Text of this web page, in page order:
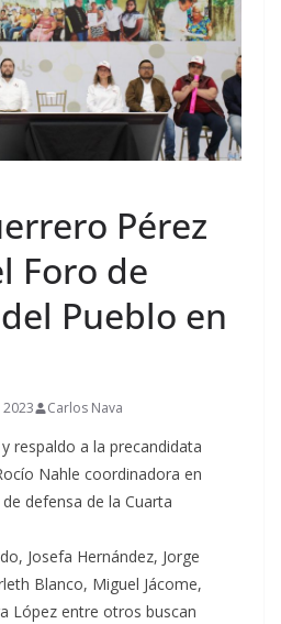
Pérez
Foro de
Pueblo en
Carlos Nava
respaldo a la precandidata
Nahle coordinadora en
defensa de la Cuarta
Josefa Hernández, Jorge
Blanco, Miguel Jácome,
López entre otros buscan